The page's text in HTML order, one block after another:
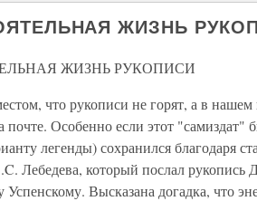
ЖИЗНЬ
ЖИЗНЬ РУКОПИСИ
что рукописи не горят, а в нашем
Особенно если этот "самиздат"
легенды) сохранился благодаря
Лебедева, который послал рукопись
Успенскому. Высказана догадка, что